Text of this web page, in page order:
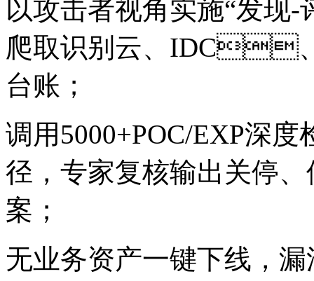
以攻击者视角实施“发现
爬取识别云、IDC
台账；
调用5000+POC/EXP深度检
径，专家复核输出关停
案；
无业务资产一键下线，